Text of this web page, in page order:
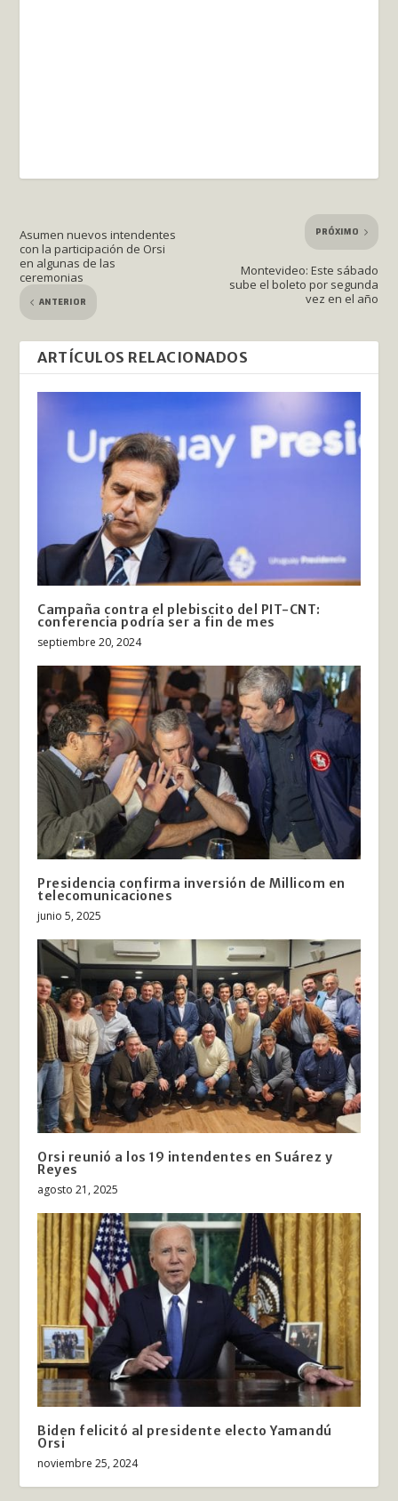
Asumen nuevos intendentes
con la participación de Orsi
en algunas de las
ceremonias
ANTERIOR
PRÓXIMO
Montevideo: Este sábado
sube el boleto por segunda
vez en el año
ARTÍCULOS RELACIONADOS
Campaña contra el plebiscito del PIT-CNT:
conferencia podría ser a fin de mes
septiembre 20, 2024
Presidencia confirma inversión de Millicom en
telecomunicaciones
junio 5, 2025
Orsi reunió a los 19 intendentes en Suárez y
Reyes
agosto 21, 2025
Biden felicitó al presidente electo Yamandú
Orsi
noviembre 25, 2024